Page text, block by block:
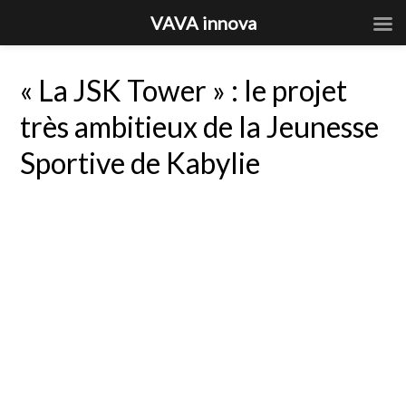
« La JSK Tower » : le projet
très ambitieux de la Jeunesse
Sportive de Kabylie
VAVA innova